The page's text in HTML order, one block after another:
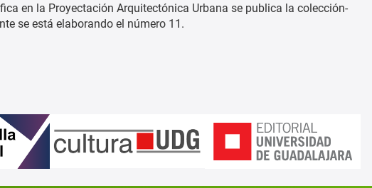
en la Proyectación Arquitectónica Urbana se publica la colección-
se está elaborando el número 11.